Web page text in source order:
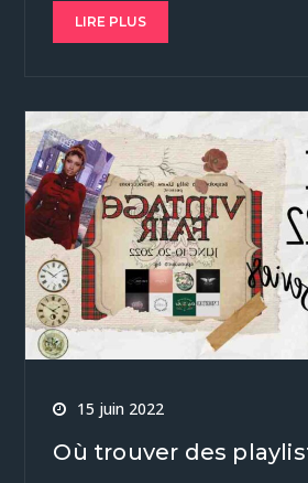
LIRE PLUS
15 juin 2022
Où trouver des